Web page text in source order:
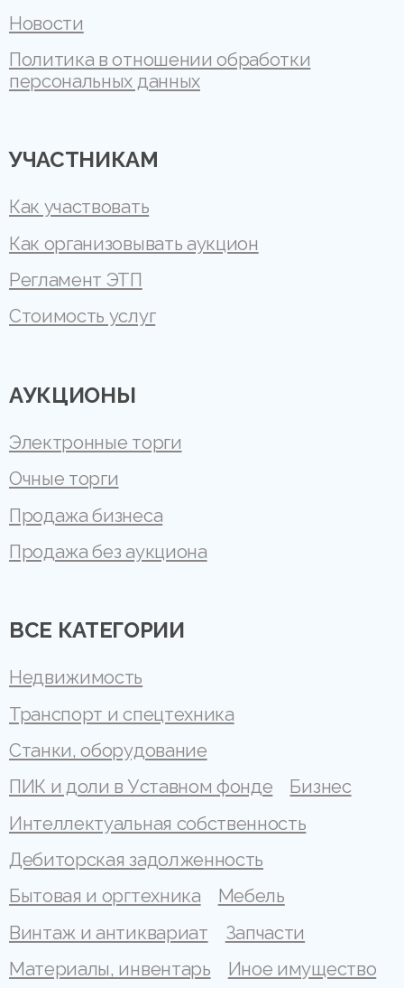
Новости
Политика в отношении обработки
персональных данных
УЧАСТНИКАМ
Как участвовать
Как организовывать аукцион
Регламент ЭТП
Стоимость услуг
АУКЦИОНЫ
Электронные торги
Очные торги
Продажа бизнеса
Продажа без аукциона
ВСЕ КАТЕГОРИИ
Недвижимость
Транспорт и спецтехника
Станки, оборудование
ПИК и доли в Уставном фонде
Бизнес
Интеллектуальная собственность
Дебиторская задолженность
Бытовая и оргтехника
Мебель
Винтаж и антиквариат
Запчасти
Материалы, инвентарь
Иное имущество